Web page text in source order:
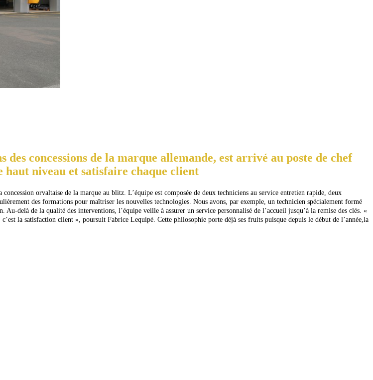
concessions de la marque allemande, est arrivé au poste de chef
haut niveau et satisfaire chaque client
orvaltaise de la marque au blitz. L’équipe est composée de deux techniciens au service entretien rapide, deux
des formations pour maîtriser les nouvelles technologies. Nous avons, par exemple, un technicien spécialement formé
delà de la qualité des interventions, l’équipe veille à assurer un service personnalisé de l’accueil jusqu’à la remise des clés. «
la satisfaction client », poursuit Fabrice Lequipé. Cette philosophie porte déjà ses fruits puisque depuis le début de l’année,la